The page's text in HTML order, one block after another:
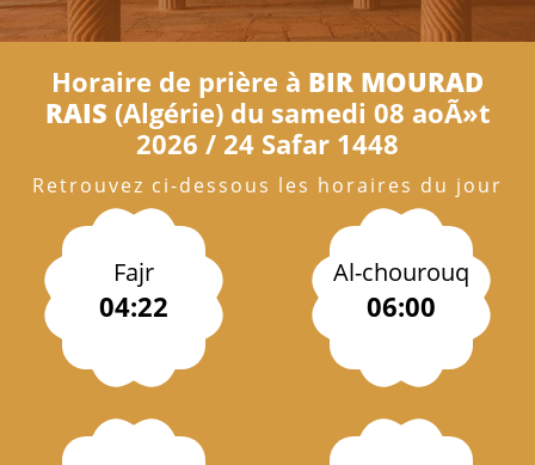
Horaire de prière à BIR MOURAD
RAIS (Algérie) du samedi 08 aoÃ»t
2026 / 24 Safar 1448
Retrouvez ci-dessous les horaires du jour
Fajr
04:22
Al-chourouq
06:00